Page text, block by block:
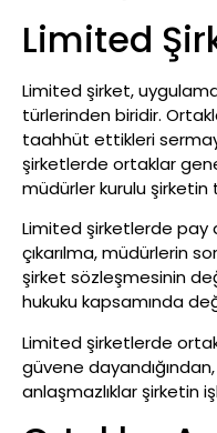
Limited
Limited şirket,
türlerinden biridir.
taahhüt ettikleri
şirketlerde ortaklar
müdürler kurulu şirketin
Limited şirketlerde pay
çıkarılma, müdürlerin
şirket sözleşmesinin
hukuku kapsamında
Limited şirketlerde
güvene
anlaşmazlıklar şirketin